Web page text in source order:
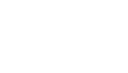
Belgelendirme ve İK